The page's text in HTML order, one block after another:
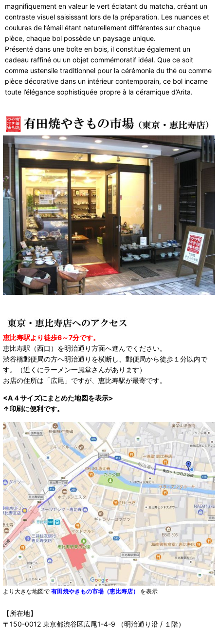
magnifiquement en valeur le vert éclatant du matcha, créant un
contraste visuel saisissant lors de la préparation. Les nuances et
coulures de l’émail étant naturellement différentes sur chaque
pièce, chaque bol possède un paysage unique.
Présenté dans une boîte en bois, il constitue également un
cadeau raffiné ou un objet commémoratif idéal. Que ce soit
comme ustensile traditionnel pour la cérémonie du thé ou comme
pièce décorative dans un intérieur contemporain, ce bol incarne
toute l’élégance sophistiquée propre à la céramique d’Arita.
恵比寿駅より徒歩6～7分です。
恵比寿駅（西口）を明治通り方面へ進んでください。
渋谷橋郵便局の方へ明治通りを横断し、郵便局から徒歩１分以内で
す。（近くにラーメン一風堂さんがあります）
お店の住所は「広尾」ですが、恵比寿駅が最寄です。
<A４サイズにまとめた地図を表示>
↑印刷に便利です。
より大きな地図で 有田焼やきもの市場（恵比寿店） を表示
【所在地】
〒150-0012 東京都渋谷区広尾1-4-9 （明治通り沿 / １階）